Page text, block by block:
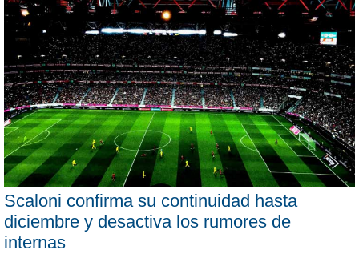
Scaloni confirma su continuidad hasta
diciembre y desactiva los rumores de
internas